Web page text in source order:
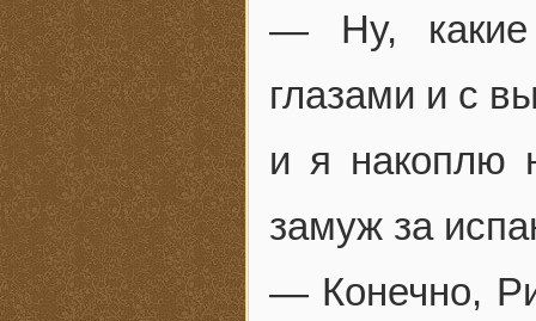
— Ну, какие
глазами и с
и я
замуж за
— Конечно,